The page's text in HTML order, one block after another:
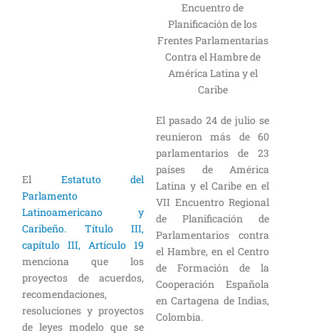
El Estatuto del
Parlamento
Latinoamericano y
Caribeño. Título III,
capítulo III, Artículo 19
menciona que los
proyectos de acuerdos,
recomendaciones,
resoluciones y proyectos
de leyes modelo que se
Encuentro de
Planificación de los
Frentes Parlamentarias
Contra el Hambre de
América Latina y el
Caribe
El pasado 24 de julio se
reunieron más de 60
parlamentarios de 23
países de América
Latina y el Caribe en el
VII Encuentro Regional
de Planificación de
Parlamentarios contra
el Hambre, en el Centro
de Formación de la
Cooperación Española
en Cartagena de Indias,
Colombia.